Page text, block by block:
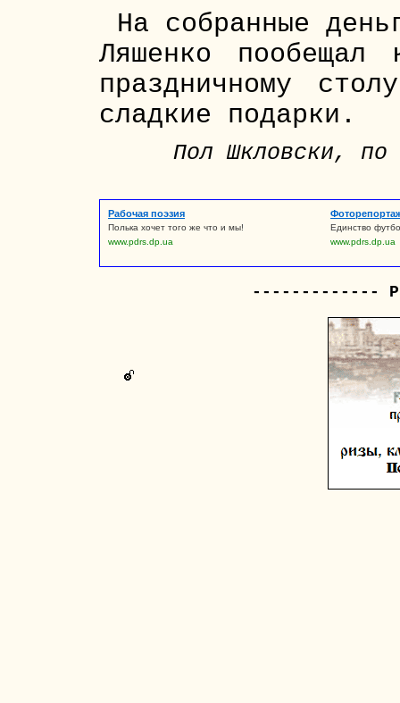
На собранные
Ляшенко пообещал
праздничному
сладкие подарки.
Пол Шкловски, по
Рабочая поэзия
Полька хочет того же что и мы!
www.pdrs.dp.ua
Единство
www.pdrs.dp.ua
-------------